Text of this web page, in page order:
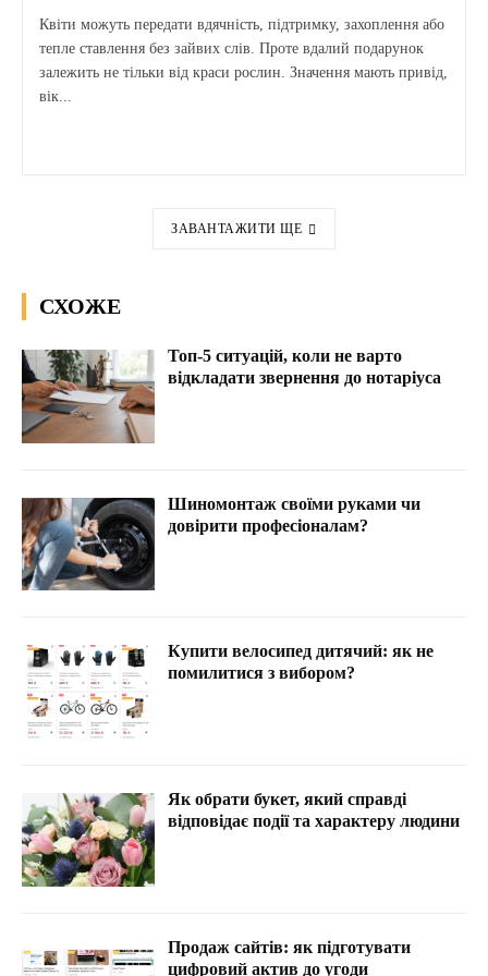
Квіти можуть передати вдячність, підтримку, захоплення або
тепле ставлення без зайвих слів. Проте вдалий подарунок
залежить не тільки від краси рослин. Значення мають привід,
вік...
ЗАВАНТАЖИТИ ЩЕ
СХОЖЕ
Топ-5 ситуацій, коли не варто
відкладати звернення до нотаріуса
Шиномонтаж своїми руками чи
довірити професіоналам?
Купити велосипед дитячий: як не
помилитися з вибором?
Як обрати букет, який справді
відповідає події та характеру людини
Продаж сайтів: як підготувати
цифровий актив до угоди